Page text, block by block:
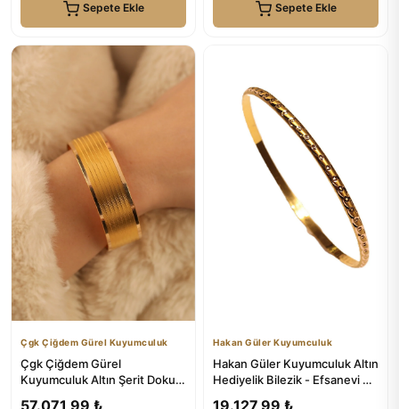
Sepete Ekle Sepete Ekle
Çgk Çiğdem Gürel Kuyumculuk
Çgk Çiğdem Gürel
Kuyumculuk Altın Şerit Dokulu
57.071,99 ₺
Hakan Güler Kuyumculuk
Hakan Güler Kuyumculuk Altın
Hediyelik Bilezik - Efsanevi Şık
19.127,99 ₺